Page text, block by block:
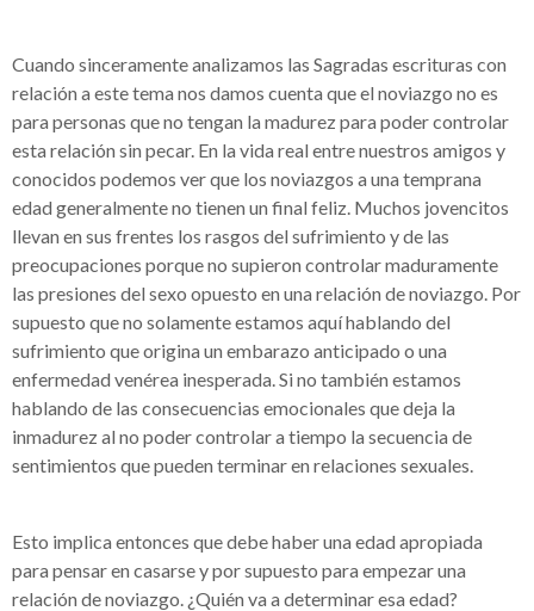
Cuando sinceramente analizamos las Sagradas escrituras con
relación a este tema nos damos cuenta que el noviazgo no es
para personas que no tengan la madurez para poder controlar
esta relación sin pecar. En la vida real entre nuestros amigos y
conocidos podemos ver que los noviazgos a una temprana
edad generalmente no tienen un final feliz. Muchos jovencitos
llevan en sus frentes los rasgos del sufrimiento y de las
preocupaciones porque no supieron controlar maduramente
las presiones del sexo opuesto en una relación de noviazgo. Por
supuesto que no solamente estamos aquí hablando del
sufrimiento que origina un embarazo anticipado o una
enfermedad venérea inesperada. Si no también estamos
hablando de las consecuencias emocionales que deja la
inmadurez al no poder controlar a tiempo la secuencia de
sentimientos que pueden terminar en relaciones sexuales.
Esto implica entonces que debe haber una edad apropiada
para pensar en casarse y por supuesto para empezar una
relación de noviazgo. ¿Quién va a determinar esa edad?